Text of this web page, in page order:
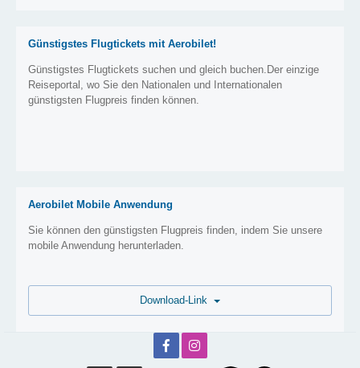
Günstigstes Flugtickets mit Aerobilet!
Günstigstes Flugtickets suchen und gleich buchen.Der einzige
Reiseportal, wo Sie den Nationalen und Internationalen
günstigsten Flugpreis finden können.
Aerobilet Mobile Anwendung
Sie können den günstigsten Flugpreis finden, indem Sie unsere
mobile Anwendung herunterladen.